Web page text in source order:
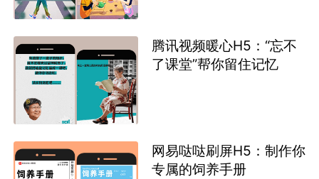
腾讯视频暖心H5：“忘不
了课堂”帮你留住记忆
网易哒哒刷屏H5：制作你
专属的饲养手册